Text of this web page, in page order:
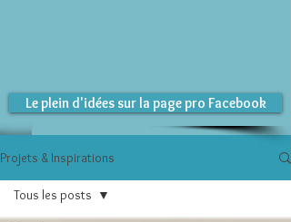
Le plein d'idées sur la page pro Facebook
Projets & Inspirations
Tous les posts